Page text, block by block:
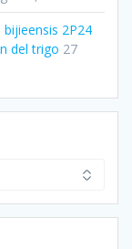
2P24
del trigo 27